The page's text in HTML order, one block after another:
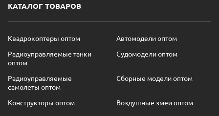
КАТАЛОГ ТОВАРОВ
Квадрокоптеры оптом
Автомодели оптом
Радиоуправляемые танки
оптом
Судомодели оптом
Радиоуправляемые
самолеты оптом
Сборные модели оптом
Конструкторы оптом
Воздушные змеи оптом